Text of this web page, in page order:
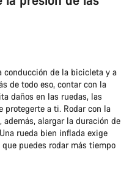
conducción de la bicicleta y a
de todo eso, contar con la
daños en las ruedas, las
protegerte a ti. Rodar con la
además, alargar la duración de
rueda bien inflada exige
puedes rodar más tiempo